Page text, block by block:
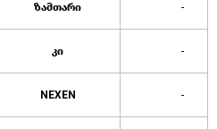
ზამთარი -
კი -
NEXEN -